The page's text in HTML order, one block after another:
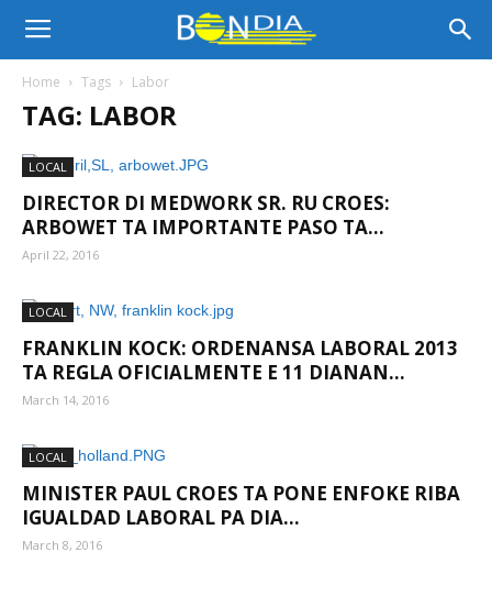
Bon
Aruba
Noticia
Home Tags Labor
TAG: LABOR
LOCAL
DIRECTOR DI MEDWORK SR. RU CROES:
ARBOWET TA IMPORTANTE PASO TA...
April 22, 2016
LOCAL
FRANKLIN KOCK: ORDENANSA LABORAL 2013
TA REGLA OFICIALMENTE E 11 DIANAN...
March 14, 2016
LOCAL
MINISTER PAUL CROES TA PONE ENFOKE RIBA
IGUALDAD LABORAL PA DIA...
March 8, 2016